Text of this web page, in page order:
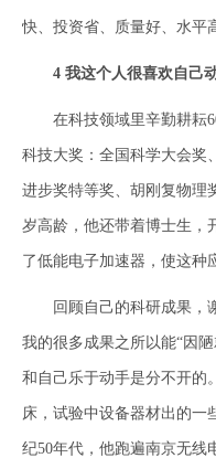
快、投资省、质量好、水平
4 我这个人很喜欢自己
在科技领域里辛勤耕耘60
科技大奖：全国科学大会奖
进步奖特等奖、胡刚复物理
岁高龄，他还带着博士生，
了低能电子加速器，使这种
回顾自己的科研成果，谢
我的很多成果之所以能“因
和自己乐于动手是分不开的
床，试验中设备器材出的一
纪50年代，他跑遍南京无线